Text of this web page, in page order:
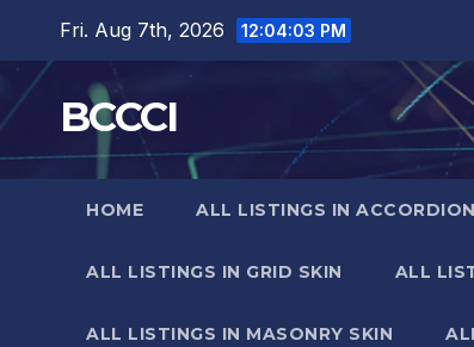
content
Fri. Aug 7th, 2026 12:04:04 PM
BCCCI
HOME ALL LISTINGS IN
ALL LISTINGS IN GRID SKIN ALL
ALL LISTINGS IN MASONRY SKIN